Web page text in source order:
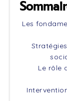
Les
Le rôle